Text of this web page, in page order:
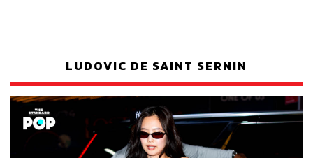
LUDOVIC DE SAINT SERNIN